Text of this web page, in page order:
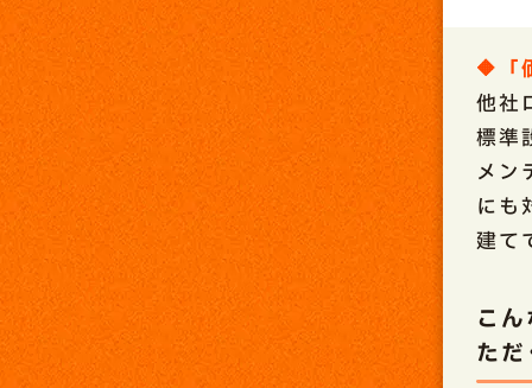
🔶「
他社
標準
メン
にも
建て
こ
た